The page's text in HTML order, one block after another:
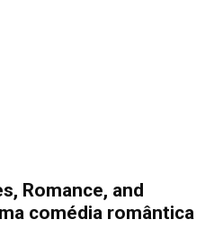
Romance, and
comédia romântica